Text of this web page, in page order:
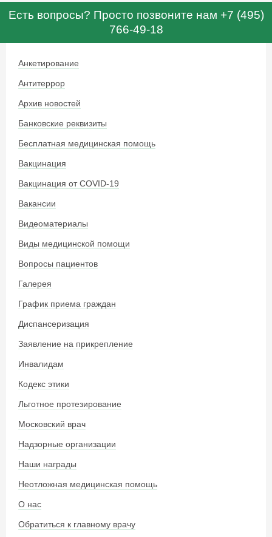
Есть вопросы? Просто позвоните нам +7 (495)
766-49-18
Анкетирование
Антитеррор
Архив новостей
Банковские реквизиты
Бесплатная медицинская помощь
Вакцинация
Вакцинация от COVID-19
Вакансии
Видеоматериалы
Виды медицинской помощи
Вопросы пациентов
Галерея
График приема граждан
Диспансеризация
Заявление на прикрепление
Инвалидам
Кодекс этики
Льготное протезирование
Московский врач
Надзорные организации
Наши награды
Неотложная медицинская помощь
О нас
Обратиться к главному врачу